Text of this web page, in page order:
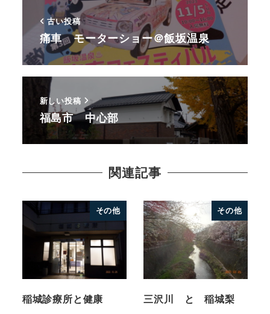
古い投稿
痛車 モーターショー＠飯坂温泉
新しい投稿
福島市 中心部
関連記事
その他
稲城診療所と健康
その他
三沢川 と 稲城梨